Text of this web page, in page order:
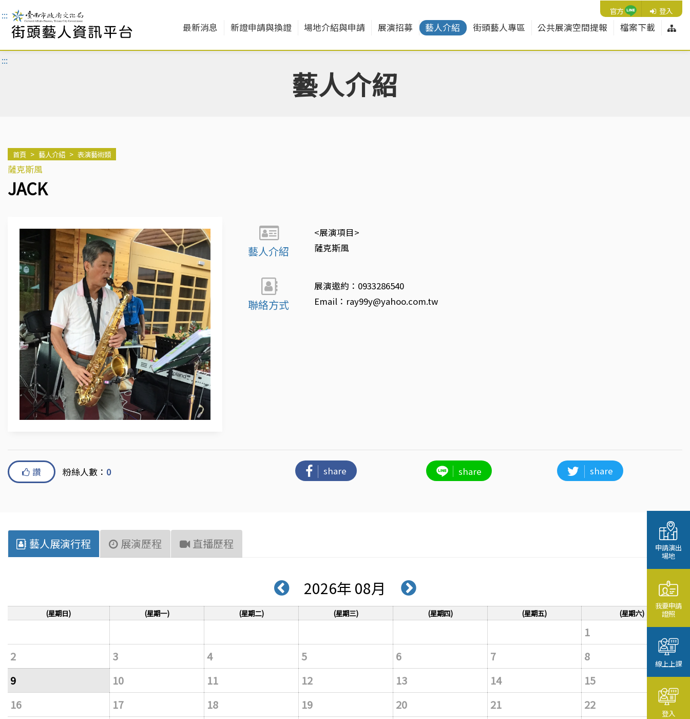
::: 官方Line 登入
最新消息 新證申請與換證 場地介紹與申請 展演招募 藝人介紹 街頭藝人專區 公共展演空間提報 檔案下載 網
:::
藝人介紹
首頁 > 藝人介紹 > 表演藝術類
薩克斯風
JACK
藝人介紹
<展演項目>
薩克斯風
聯絡方式
展演邀約：0933286540
Email：ray99y@yahoo.com.tw
讚 粉絲人數： 0 share share share
藝人展演行程 展演歷程 直播歷程
2026年 08月
(星期日) (星期一) (星期二) (星期三) (星期四) (星期五) (星期六)
1
2
3 4 5 6 7
8
9
10 11 12 13 14
15
16
17 18 19 20 21
22
申請演出
場地
我要申請
證照
線上上課
登入